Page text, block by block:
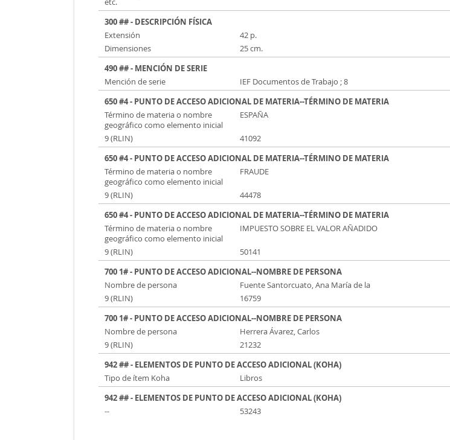
etc.
300 ## - DESCRIPCIÓN FÍSICA
Extensión
42 p.
Dimensiones
25 cm.
490 ## - MENCIÓN DE SERIE
Mención de serie
IEF Documentos de Trabajo ; 8
650 #4 - PUNTO DE ACCESO ADICIONAL DE MATERIA--TÉRMINO DE MATERIA
Término de materia o nombre
geográfico como elemento inicial
ESPAÑA
9 (RLIN)
41092
650 #4 - PUNTO DE ACCESO ADICIONAL DE MATERIA--TÉRMINO DE MATERIA
Término de materia o nombre
geográfico como elemento inicial
FRAUDE
9 (RLIN)
44478
650 #4 - PUNTO DE ACCESO ADICIONAL DE MATERIA--TÉRMINO DE MATERIA
Término de materia o nombre
geográfico como elemento inicial
IMPUESTO SOBRE EL VALOR AÑADIDO
9 (RLIN)
50141
700 1# - PUNTO DE ACCESO ADICIONAL--NOMBRE DE PERSONA
Nombre de persona
Fuente Santorcuato, Ana María de la
9 (RLIN)
16759
700 1# - PUNTO DE ACCESO ADICIONAL--NOMBRE DE PERSONA
Nombre de persona
Herrera Ávarez, Carlos
9 (RLIN)
21232
942 ## - ELEMENTOS DE PUNTO DE ACCESO ADICIONAL (KOHA)
Tipo de ítem Koha
Libros
942 ## - ELEMENTOS DE PUNTO DE ACCESO ADICIONAL (KOHA)
--
53243